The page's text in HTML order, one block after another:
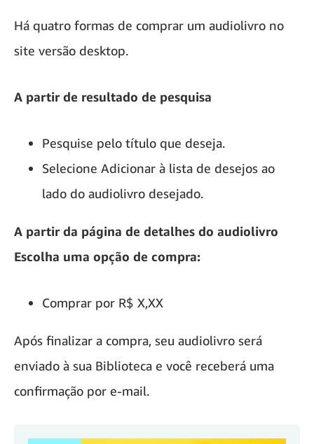
Há quatro formas de comprar um audiolivro no
site versão desktop.
A partir de resultado de pesquisa
Pesquise pelo título que deseja.
Selecione Adicionar à lista de desejos ao
lado do audiolivro desejado.
A partir da página de detalhes do audiolivro
Escolha uma opção de compra:
Comprar por R$ X,XX
Após finalizar a compra, seu audiolivro será
enviado à sua Biblioteca e você receberá uma
confirmação por e-mail.